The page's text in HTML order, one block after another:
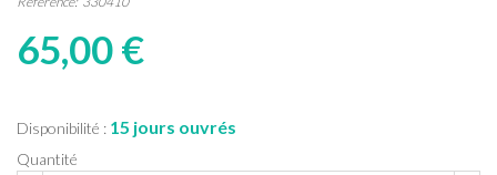
65,00 €
Disponibilité : 15 jours ouvrés
Quantité